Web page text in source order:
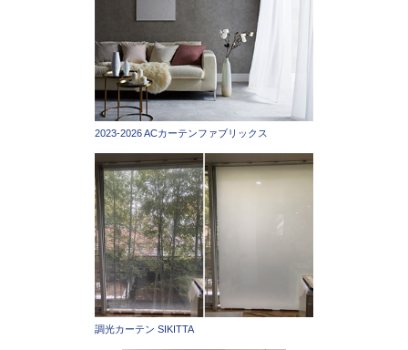
2023-2026 ACカーテンファブリックス
調光カーテン SIKITTA